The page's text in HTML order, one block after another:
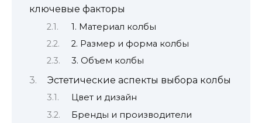
ключевые факторы
1. Материал колбы
2. Размер и форма колбы
3. Объем колбы
Эстетические аспекты выбора колбы
Цвет и дизайн
Бренды и производители